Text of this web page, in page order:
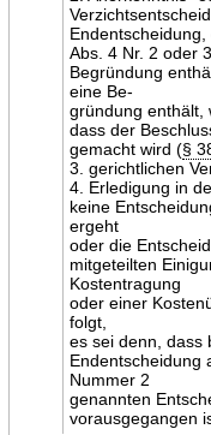
Endentscheidung,
Abs. 4 Nr. 2 oder 3
Begründung
eine Be-
gründung enthält,
dass der
gemacht wird (§
3. gerichtlichen
4. Erledigung in
keine
ergeht
oder die
mitgeteilten
Kostentragung
oder einer
folgt,
es sei denn, dass
Endentscheidung
Nummer 2
genannten
vorausgegangen